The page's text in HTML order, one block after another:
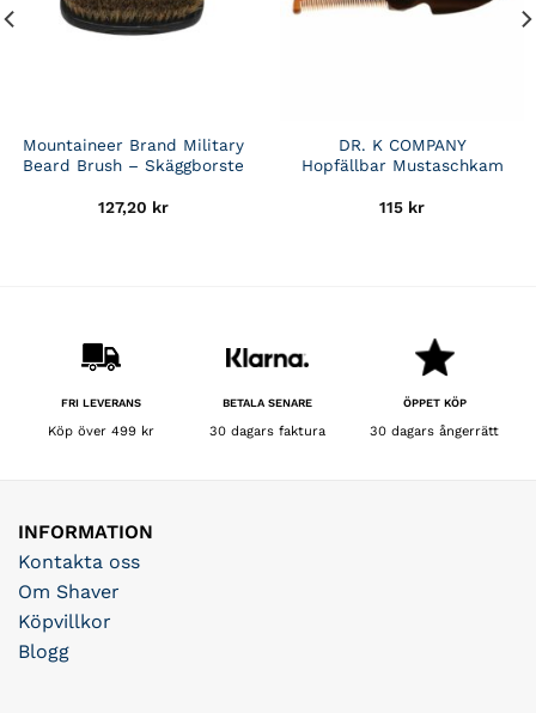
Mountaineer Brand Military
Beard Brush – Skäggborste
127,20 kr
DR. K COMPANY
Hopfällbar Mustaschkam
115 kr
FRI LEVERANS
Köp över 499 kr
BETALA SENARE
30 dagars faktura
ÖPPET KÖP
30 dagars ångerrätt
INFORMATION
Kontakta oss
Om Shaver
Köpvillkor
Blogg